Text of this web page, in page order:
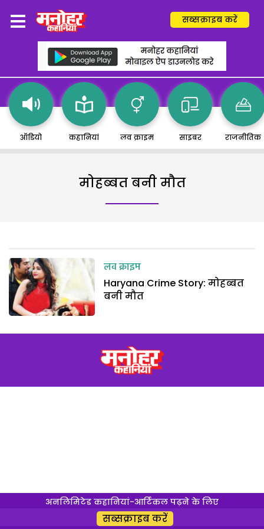
सब्सक्राइब करें
ऑडियो कहानियां लव क्राइम साइबर राजनीतिक
मोहब्बत बनी मौत
लव क्राइम
Haryana Crime Story: मोहब्बत
बनी मौत
अनलिमिटेड कहानियां-आर्टिकल पढ़ने के लिए
सब्सक्राइब करें